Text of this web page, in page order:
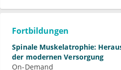
Fortbildungen
Spinale Muskelatrophie:
der modernen Versorgung
On-Demand